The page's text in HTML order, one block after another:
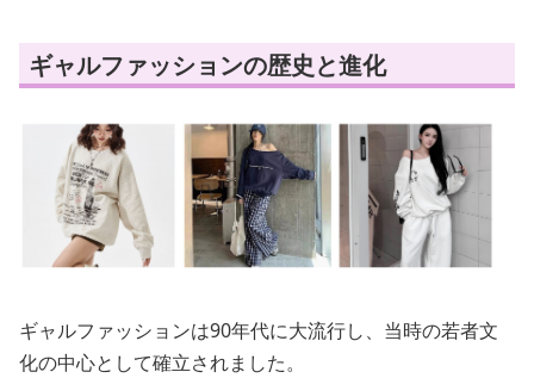
ギャルファッションの歴史と進化
ギャルファッションは90年代に大流行し、当時の若者文
化の中心として確立されました。